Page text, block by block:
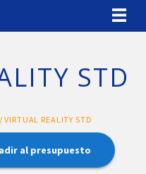
STD
/ VIRTUAL REALITY STD
al presupuesto